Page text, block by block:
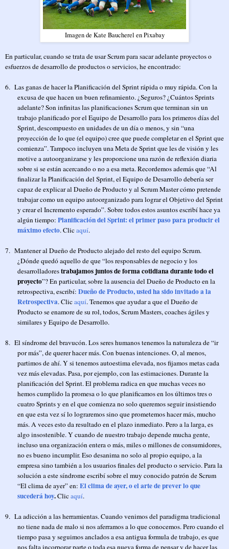
Imagen de Kate Baucherel en Pixabay
En particular, cuando se trata de usar Scrum para sacar adelante proyectos o
esfuerzos de desarrollo de productos o servicios, he encontrado:
6. Las ganas de hacer la Planificación del Sprint rápida o muy rápida. Con la
excusa de que hacen un buen refinamiento. ¿Seguros? ¿Cuántos Sprints
adelante? Son infinitas las planificaciones Scrum que terminan sin un
trabajo planificado por el Equipo de Desarrollo para los primeros días del
Sprint, descompuesto en unidades de un día o menos, y sin “una
proyección de lo que (el equipo) cree que puede completar en el Sprint que
comienza”. Tampoco incluyen una Meta de Sprint que les de visión y les
motive a autoorganizarse y les proporcione una razón de reflexión diaria
sobre si se están acercando o no a esa meta. Recordemos además que “Al
finalizar la Planificación del Sprint, el Equipo de Desarrollo debería ser
capaz de explicar al Dueño de Producto y al Scrum Master cómo pretende
trabajar como un equipo autoorganizado para lograr el Objetivo del Sprint
y crear el Incremento esperado”. Sobre todos estos asuntos escribí hace ya
algún tiempo: Planificación del Sprint: el primer paso para producir el
máximo efecto. Clicaquí.
7. Mantener al Dueño de Producto alejado del resto del equipo Scrum.
¿Dónde quedó aquello de que “los responsables de negocio y los
desarrolladorestrabajamos juntos de forma cotidiana durante todo el
proyecto”? En particular, sobre la ausencia del Dueño de Producto en la
retrospectiva, escribí: Dueño de Producto, usted ha sido invitado a la
Retrospectiva. Clicaquí. Tenemos que ayudar a que el Dueño de
Producto se enamore de su rol, todos, Scrum Masters, coaches ágiles y
similares y Equipo de Desarrollo.
8. El síndrome del bravucón. Los seres humanos tenemos la naturaleza de “ir
por más”, de querer hacer más. Con buenas intenciones. O, al menos,
partimos de ahí. Y si tenemos autoestima elevada, nos fijamos metas cada
vez más elevadas. Pasa, por ejemplo, con las estimaciones. Durante la
planificación del Sprint. El problema radica en que muchas veces no
hemos cumplido la promesa o lo que planificamos en los últimos tres o
cuatro Sprints y en el que comienza no solo queremos seguir insistiendo
en que esta vez sí lo lograremos sino que prometemos hacer más, mucho
más. A veces esto da resultado en el plazo inmediato. Pero a la larga, es
algo insostenible. Y cuando de nuestro trabajo depende mucha gente,
incluso una organización entera o más, miles o millones de consumidores,
no es bueno incumplir. Eso desanima no solo al propio equipo, a la
empresa sino también a los usuarios finales del producto o servicio. Para la
solución a este síndrome escribí sobre el muy conocido patrón de Scrum
“El clima de ayer” en: El clima de ayer, o el arte de prever lo que
sucederá hoy.Clicaquí.
9. La adicción a las herramientas. Cuando venimos del paradigma tradicional
no tiene nada de malo si nos aferramos a lo que conocemos. Pero cuando el
tiempo pasa y seguimos anclados a esa antigua formula de trabajo, es que
nos falta incorporar parte o toda esa nueva forma de pensar y de hacer las